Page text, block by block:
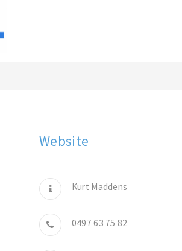
Website
Kurt Maddens
0497 63 75 82